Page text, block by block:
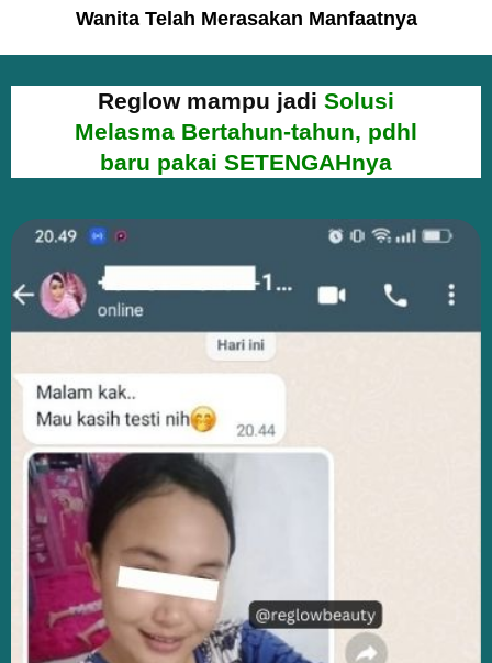
Wanita Telah Merasakan Manfaatnya
Reglow mampu jadi Solusi
Melasma Bertahun-tahun, pdhl
baru pakai SETENGAHnya